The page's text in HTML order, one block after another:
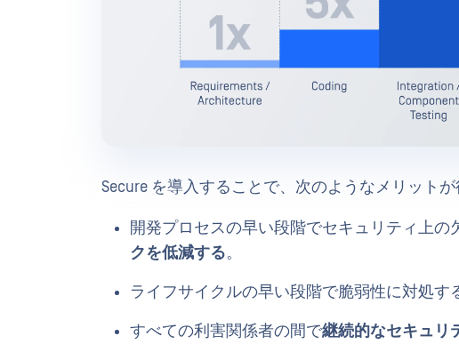
Secure を導入することで、次のようなメリットが
開発プロセスの早い段階でセキュリティ上の
クを低減する。
ライフサイクルの早い段階で脆弱性に対処す
すべての利害関係者の間で継続的なセキュリ